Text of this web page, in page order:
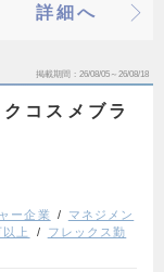
詳細へ
掲載期間 26/08/05～26/08/18
コスメブラ
ー企業
マネジメン
上
フレックス勤